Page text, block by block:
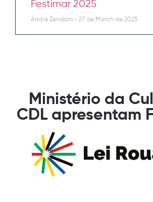
Festimar 2025
André Zenobini 27 de March de 2025
Ministério da
CDL apresentam